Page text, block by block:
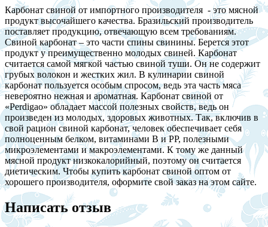
Карбонат свиной от импортного производителя - это мясной
продукт высочайшего качества. Бразильский производитель
поставляет продукцию, отвечающую всем требованиям.
Свиной карбонат – это части спины свинины. Берется этот
продукт у преимущественно молодых свиней. Карбонат
считается самой мягкой частью свиной туши. Он не содержит
грубых волокон и жестких жил. В кулинарии свиной
карбонат пользуется особым спросом, ведь эта часть мяса
невероятно нежная и ароматная. Карбонат свиной от
«Perdigao» обладает массой полезных свойств, ведь он
произведен из молодых, здоровых животных. Так, включив в
свой рацион свиной карбонат, человек обеспечивает себя
полноценным белком, витаминами B и PP, полезными
микроэлементами и макроэлементами. К тому же данный
мясной продукт низкокалорийный, поэтому он считается
диетическим. Чтобы купить карбонат свиной оптом от
хорошего производителя, оформите свой заказ на этом сайте.
Написать отзыв